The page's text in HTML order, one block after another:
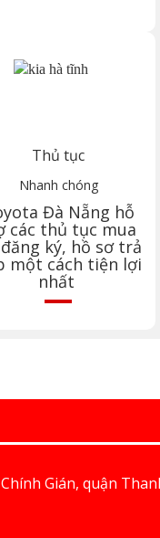
Thủ tục
Nhanh chóng
Đà Nẵng hỗ
các thủ tục mua
ký, hồ sơ trả
một cách tiện lợi
nhất
Gián, quận